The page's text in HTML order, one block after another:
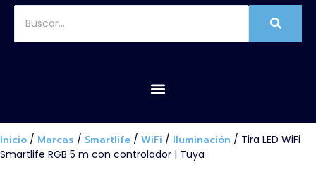
Inicio / Marcas / Smartlife / WiFi / Iluminación / Tira LED WiFi
Smartlife RGB 5 m con controlador | Tuya